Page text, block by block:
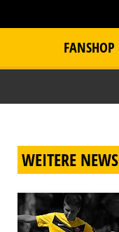
FANSHOP
WEITERE NEWS